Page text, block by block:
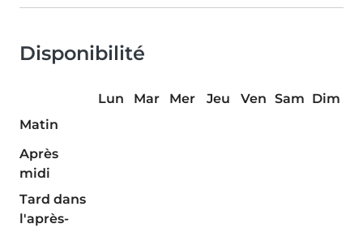
Disponibilité
Lun Mar Mer Jeu Ven Sam Dim
Matin
Après
midi
Tard dans
l'après-